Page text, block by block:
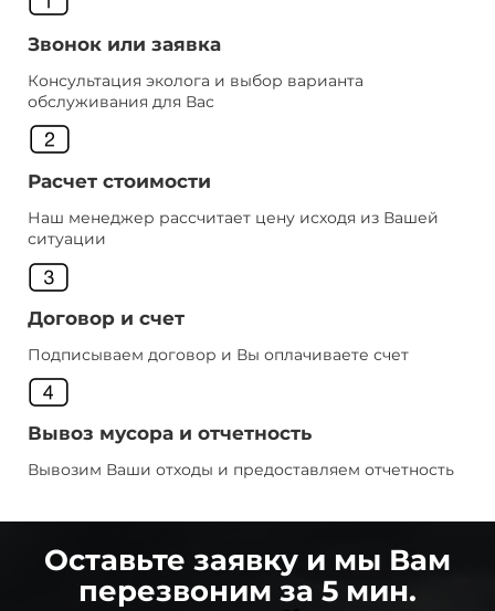
Звонок или заявка
Консультация эколога и выбор варианта
обслуживания для Вас
Расчет стоимости
Наш менеджер рассчитает цену исходя из Вашей
ситуации
Договор и счет
Подписываем договор и Вы оплачиваете счет
Вывоз мусора и отчетность
Вывозим Ваши отходы и предоставляем отчетность
Оставьте заявку и мы Вам
перезвоним за 5 мин.